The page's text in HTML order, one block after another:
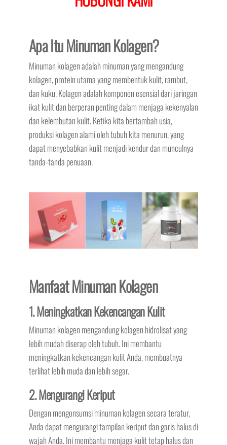
Apa Itu Minuman Kolagen?
Minuman kolagen adalah minuman yang mengandung
kolagen, protein utama yang membentuk kulit, rambut,
dan kuku. Kolagen adalah komponen esensial dari jaringan
ikat kulit dan berperan penting dalam menjaga kekenyalan
dan kelembutan kulit. Ketika kita bertambah usia,
produksi kolagen alami oleh tubuh kita menurun, yang
dapat menyebabkan kulit menjadi kendur dan munculnya
tanda-tanda penuaan.
Manfaat Minuman Kolagen
1. Meningkatkan Kekencangan Kulit
Minuman kolagen mengandung kolagen hidrolisat yang
lebih mudah diserap oleh tubuh. Ini membantu
meningkatkan kekencangan kulit Anda, membuatnya
terlihat lebih muda dan lebih segar.
2. Mengurangi Keriput
Dengan mengonsumsi minuman kolagen secara teratur,
Anda dapat mengurangi tampilan keriput dan garis halus di
wajah Anda. Ini membantu menjaga kulit tetap halus dan